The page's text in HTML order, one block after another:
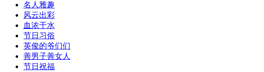
名人雅趣
风云出彩
血浓于水
节日习俗
英俊的爷们们
善男子善女人
节日祝福